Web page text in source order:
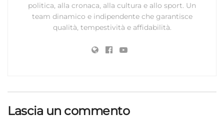
politica, alla cronaca, alla cultura e allo sport. Un
team dinamico e indipendente che garantisce
qualità, tempestività e affidabilità.
Lascia un commento